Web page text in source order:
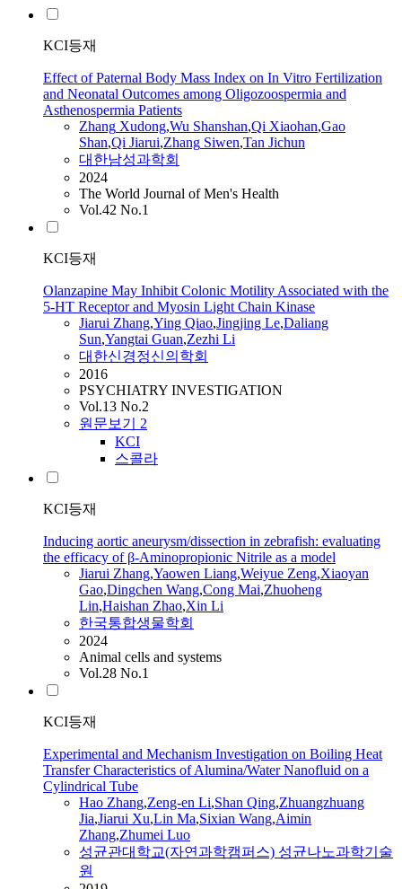
KCI등재
Effect of Paternal Body Mass Index on In Vitro Fertilization
and Neonatal Outcomes among Oligozoospermia and
Asthenospermia Patients
Zhang Xudong,Wu Shanshan,Qi Xiaohan,Gao
Shan,Qi Jiarui,Zhang Siwen,Tan Jichun
대한남성과학회
2024
The World Journal of Men's Health
Vol.42 No.1
KCI등재
Olanzapine May Inhibit Colonic Motility Associated with the
5-HT Receptor and Myosin Light Chain Kinase
Jiarui Zhang,Ying Qiao,Jingjing Le,Daliang
Sun,Yangtai Guan,Zezhi Li
대한신경정신의학회
2016
PSYCHIATRY INVESTIGATION
Vol.13 No.2
원문보기 2
KCI
스콜라
KCI등재
Inducing aortic aneurysm/dissection in zebrafish: evaluating
the efficacy of β-Aminopropionic Nitrile as a model
Jiarui Zhang,Yaowen Liang,Weiyue Zeng,Xiaoyan
Gao,Dingchen Wang,Cong Mai,Zhuoheng
Lin,Haishan Zhao,Xin Li
한국통합생물학회
2024
Animal cells and systems
Vol.28 No.1
KCI등재
Experimental and Mechanism Investigation on Boiling Heat
Transfer Characteristics of Alumina/Water Nanofluid on a
Cylindrical Tube
Hao Zhang,Zeng-en Li,Shan Qing,Zhuangzhuang
Jia,Jiarui Xu,Lin Ma,Sixian Wang,Aimin
Zhang,Zhumei Luo
성균관대학교(자연과학캠퍼스) 성균나노과학기술
원